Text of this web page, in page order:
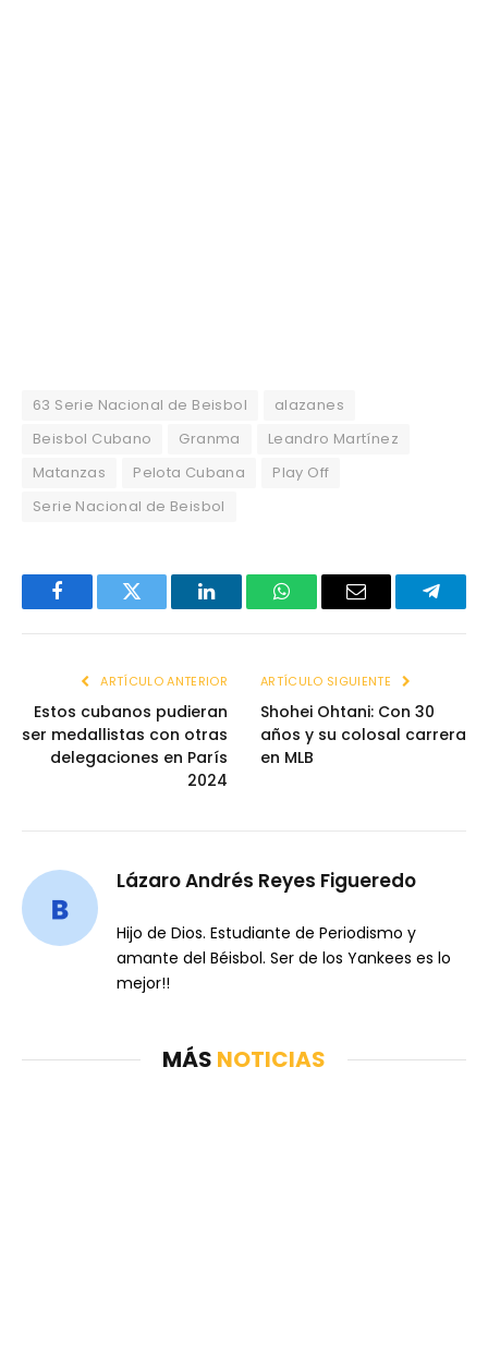
63 Serie Nacional de Beisbol
alazanes
Beisbol Cubano
Granma
Leandro Martínez
Matanzas
Pelota Cubana
Play Off
Serie Nacional de Beisbol
FacebookTwitter LinkedInWhatsAppEmail
ARTÍCULO ANTERIOR
Estos cubanos pudieran
ser medallistas con otras
delegaciones en París
2024
ARTÍCULO SIGUIENTE
Shohei Ohtani: Con 30
años y su colosal carrera
en MLB
Lázaro Andrés Reyes Figueredo
Hijo de Dios. Estudiante de Periodismo y
amante del Béisbol. Ser de los Yankees es lo
mejor!!
MÁS NOTICIAS